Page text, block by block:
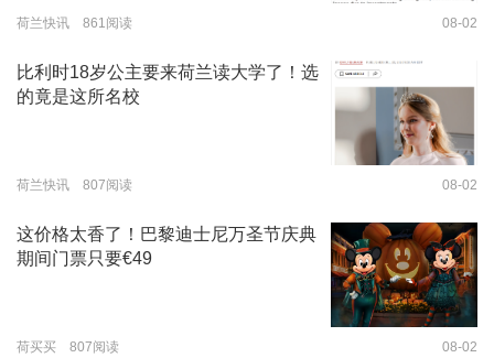
荷兰快讯 861阅读 08-02
比利时18岁公主要来荷兰读大学了！选
的竟是这所名校
荷兰快讯 807阅读 08-02
这价格太香了！巴黎迪士尼万圣节庆典
期间门票只要€49
荷买买 807阅读 08-02